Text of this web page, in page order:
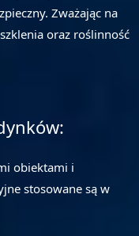
Zważając na
oraz roślinność
obiektami i
stosowane są w